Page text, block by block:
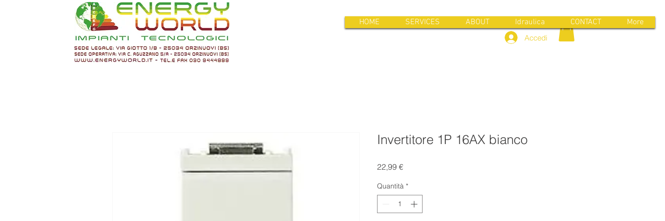
HOME SERVICES ABOUT Idraulica CONTACT More
Accedi
Invertitore 1P 16AX bianco
22,99 €Prezzo
Quantità *